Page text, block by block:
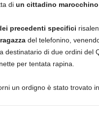
di un cittadino
precedenti specifici
del telefonino,
destinatario di due ordini del
per tentata rapina.
un ordigno è stato trovato in